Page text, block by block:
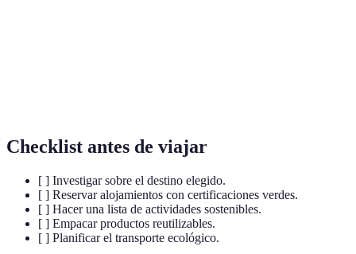
Checklist antes de viajar
[ ] Investigar sobre el destino elegido.
[ ] Reservar alojamientos con certificaciones verdes.
[ ] Hacer una lista de actividades sostenibles.
[ ] Empacar productos reutilizables.
[ ] Planificar el transporte ecológico.